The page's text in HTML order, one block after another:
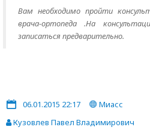
Вам необходимо пройти
врача-ортопеда .На
записаться предварительно.
06.01.2015 22:17
Миасс
Кузовлев Павел Владимирович